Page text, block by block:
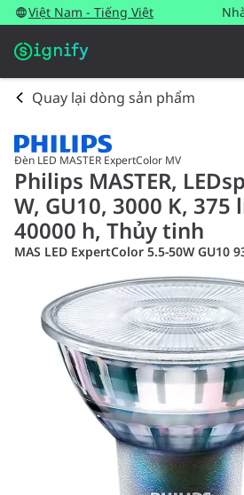
Việt Nam - Tiếng Việt
Quay lại dòng sản phẩm
Đèn LED MASTER ExpertColor MV
Philips MASTER,
W, GU10, 3000 K, 375
40000 h, Thủy tinh
MAS LED ExpertColor 5.5-50W GU10